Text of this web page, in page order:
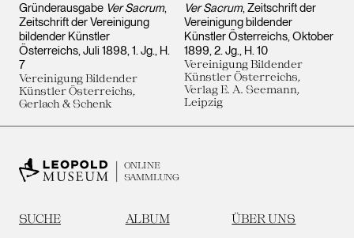
Gründerausgabe Ver Sacrum,
Zeitschrift der Vereinigung
bildender Künstler
Österreichs, Juli 1898, 1. Jg., H.
7
Vereinigung Bildender
Künstler Österreichs,
Gerlach & Schenk
Ver Sacrum, Zeitschrift der
Vereinigung bildender
Künstler Österreichs, Oktober
1899, 2. Jg., H. 10
Vereinigung Bildender
Künstler Österreichs,
Verlag E. A. Seemann,
Leipzig
ONLINE
SAMMLUNG
SUCHE ALBUM ÜBER UNS